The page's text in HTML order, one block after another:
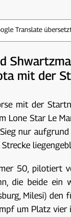
Translate
mit der
mit der
Lone Star Le
nur
50, pilotiert
die beide ein
Milesi)
um Platz vier